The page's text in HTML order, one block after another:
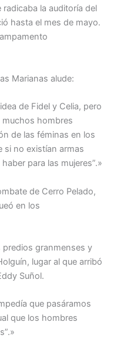
la auditoría del
hasta el mes de mayo.
Marianas alude:
de Fidel y Celia, pero
muchos hombres
de las féminas en los
si no existían armas
para las mujeres”.»
de Cerro Pelado,
en los
predios granmenses y
lugar al que arribó
Suñol.
que pasáramos
que los hombres